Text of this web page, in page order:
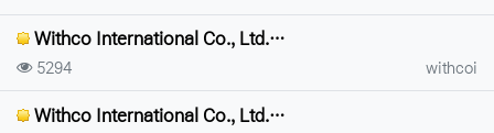
Withco International Co., Ltd.…
등록자
withcoi
조회
5294
Withco International Co., Ltd.…